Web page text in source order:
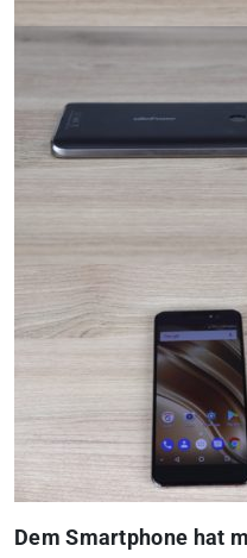
Dem Smartphone hat